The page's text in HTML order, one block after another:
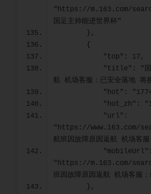
"https://m.163.com/
国足主帅能进世界杯"
        },
        {
            "top": 17,
航 机场客服：已安全落地 将
"hot":
"https://www.163.com/
航班因故障原因返航 机场客
"https://m.163.com/
班因故障原因返航 机场客服
        },